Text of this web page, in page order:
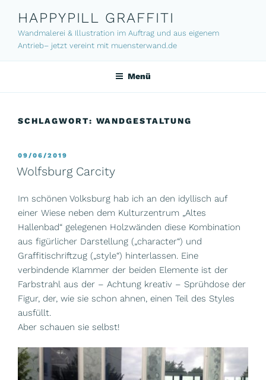
Inhalt
springen
HAPPYPILL GRAFFITI
Wandmalerei & Illustration im Auftrag und aus eigenem
Antrieb– jetzt vereint mit muensterwand.de
Menü
SCHLAGWORT: WANDGESTALTUNG
VERÖFFENTLICHT
AM
09/06/2019
Wolfsburg Carcity
Im schönen Volksburg hab ich an den idyllisch auf
einer Wiese neben dem Kulturzentrum „Altes
Hallenbad“ gelegenen Holzwänden diese Kombination
aus figürlicher Darstellung („character“) und
Graffitischriftzug („style“) hinterlassen. Eine
verbindende Klammer der beiden Elemente ist der
Farbstrahl aus der – Achtung kreativ – Sprühdose der
Figur, der, wie sie schon ahnen, einen Teil des Styles
ausfüllt.
Aber schauen sie selbst!